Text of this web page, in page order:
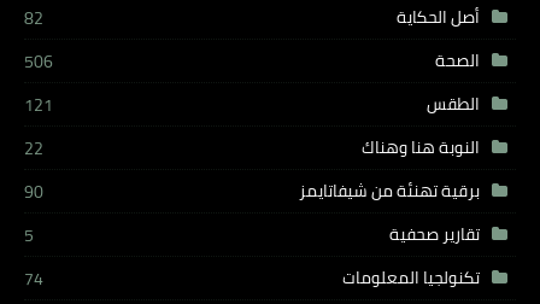
أصل الحكاية
82
الصحة
506
الطقس
121
النوبة هنا وهناك
22
برقية تهنئة من شيفاتايمز
90
تقارير صحفية
5
تكنولجيا المعلومات
74